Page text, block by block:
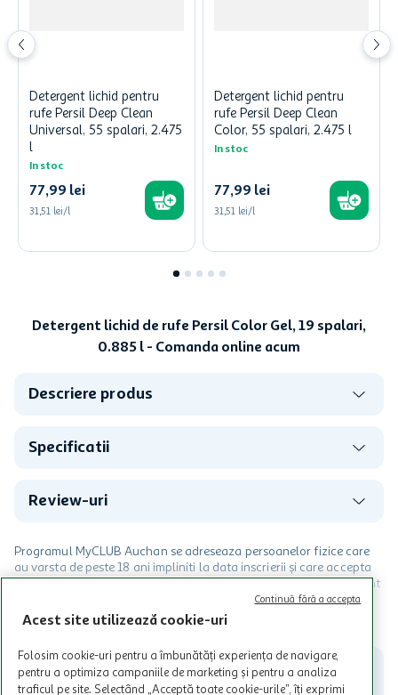
Detergent lichid pentru
rufe Persil Deep Clean
Universal, 55 spalari, 2.475
l
In stoc
77,99 lei
31,51 lei/l
Detergent lichid pentru
rufe Persil Deep Clean
Color, 55 spalari, 2.475 l
In stoc
77,99 lei
31,51 lei/l
Detergent lichid de rufe Persil Color Gel, 19 spalari,
0.885 l - Comanda online acum
Descriere produs
Specificatii
Review-uri
Programul MyCLUB Auchan se adreseaza persoanelor fizice care
au varsta de peste 18 ani impliniti la data inscrierii și care accepta
Termenele și Condițiile Programului. Ofertele MyCLUB Auchan sunt
valabile in limita stocurilor disponibile. Beneficiile se acorda in
limita a 12 unitati / card client o singura data in perioada promotiei.
participante și pentru acțiuni promotionale indicate de Auchan si
nu poate fi utilizat in legatura cu alti comercianți sau pentru alte
activitati in afara celor mentionate in Termene si Conditii. Auchan
CITESTE MAI MULT
Acest site utilizează cookie-uri
Folosim cookie-uri pentru a îmbunătăți experiența de navigare,
pentru a optimiza campaniile de marketing și pentru a analiza
traficul pe site. Selectând „Acceptă toate cookie-urile”, îți exprimi
Continuă fără a accepta